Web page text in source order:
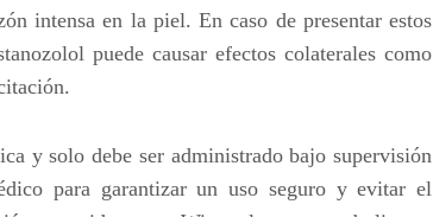
intensa en la piel. En caso de presentar estos
puede causar efectos colaterales como
y solo debe ser administrado bajo supervisión
para garantizar un uso seguro y evitar el